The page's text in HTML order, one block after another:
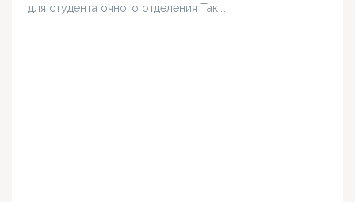
для студента очного отделения Так,…